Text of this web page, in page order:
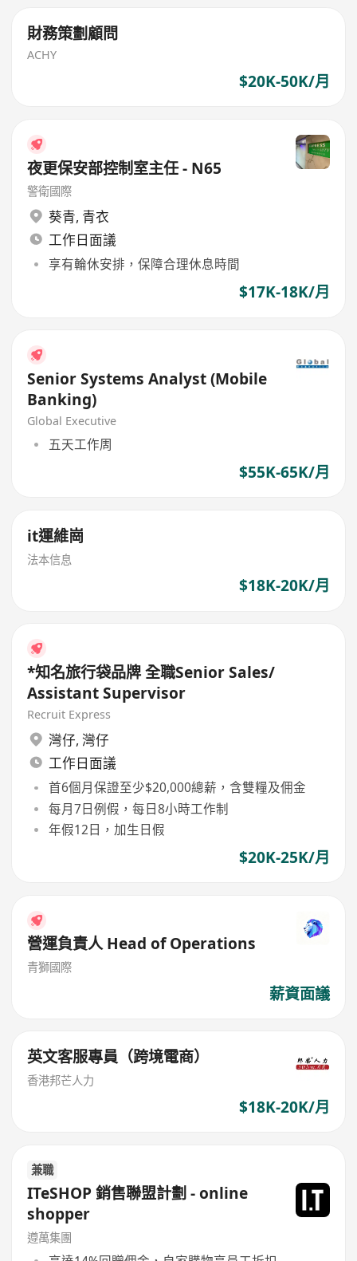
財務策劃顧問
ACHY
$20K-50K/月
夜更保安部控制室主任 - N65
警衛國際
葵青, 青衣
工作日面議
享有輪休安排，保障合理休息時間
$17K-18K/月
Senior Systems Analyst (Mobile
Banking)
Global Executive
五天工作周
$55K-65K/月
it運維崗
法本信息
$18K-20K/月
*知名旅行袋品牌 全職Senior Sales/
Assistant Supervisor
Recruit Express
灣仔, 灣仔
工作日面議
首6個月保證至少$20,000總薪，含雙糧及佣金
每月7日例假，每日8小時工作制
年假12日，加生日假
$20K-25K/月
營運負責人 Head of Operations
青獅國際
薪資面議
英文客服專員（跨境電商）
香港邦芒人力
$18K-20K/月
兼職
ITeSHOP 銷售聯盟計劃 - online
shopper
遵萬集團